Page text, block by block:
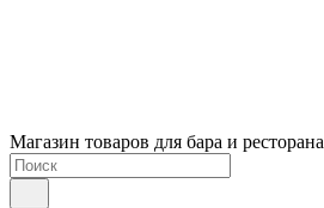
Магазин товаров для бара и ресторана